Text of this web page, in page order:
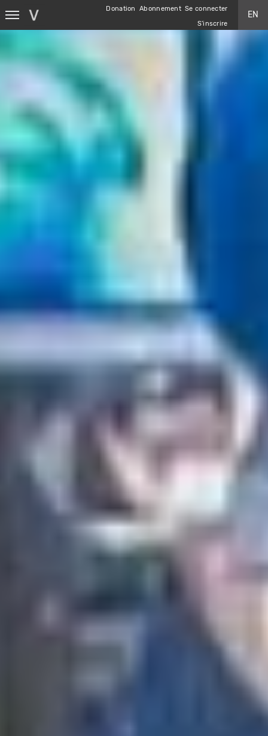
au
contenu
principal
Donation Abonnement Se connecter
S'inscrire
EN